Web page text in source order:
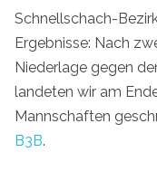
Schnellschach-
Ergebnisse: Nach
Niederlage gegen
landeten wir am
Mannschaften
B3B.